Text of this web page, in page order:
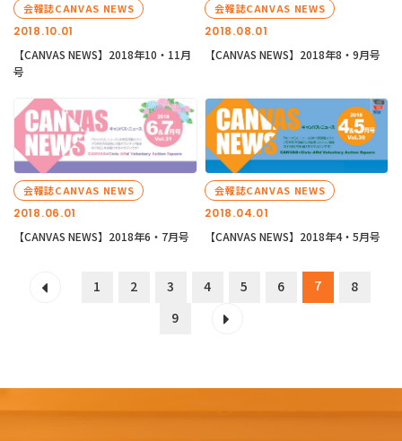
2018.10.01
会報誌CANVAS NEWS
【CANVAS NEWS】2018年10・11月
号
2018.08.01
会報誌CANVAS NEWS
【CANVAS NEWS】2018年8・9月号
2018.06.01
会報誌CANVAS NEWS
【CANVAS NEWS】2018年6・7月号
2018.04.01
会報誌CANVAS NEWS
【CANVAS NEWS】2018年4・5月号
1 2 3 4 5 6 7
8
9